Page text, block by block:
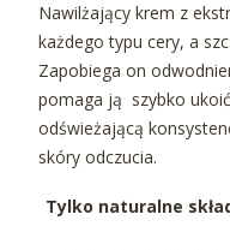
Nawilżający krem z
każdego typu cery, a
Zapobiega on
pomaga ją szybko
odświeżającą
skóry odczucia.
Tylko naturalne